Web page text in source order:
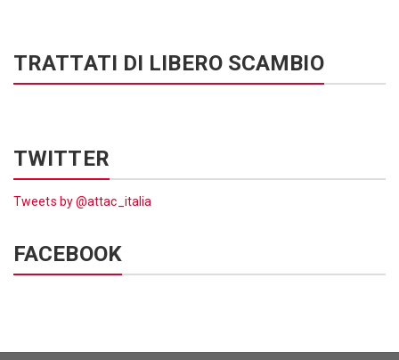
TRATTATI DI LIBERO SCAMBIO
TWITTER
Tweets by @attac_italia
FACEBOOK